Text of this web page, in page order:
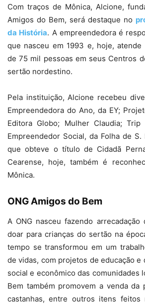
Com traços de Mônica, Alcione,
Amigos do Bem, será destaque no
da História. A empreendedora é
que nasceu em 1993 e, hoje, atende
de 75 mil pessoas em seus Centros
sertão nordestino.
Pela instituição, Alcione recebeu
Empreendedora do Ano, da EY;
Editora Globo; Mulher Claudia; Trip
Empreendedor Social, da Folha de S.
que obteve o título de Cidadã
Cearense, hoje, também é
Mônica.
ONG Amigos do Bem
A ONG nasceu fazendo
doar para crianças do sertão na
tempo se transformou em um
de vidas, com projetos de educação e
social e econômico das comunidades
Bem também promovem a venda da
castanhas, entre outros itens feitos